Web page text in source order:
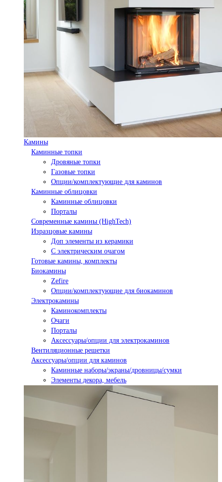
Камины
Каминные топки
Дровяные топки
Газовые топки
Опции/комплектующие для каминов
Каминные облицовки
Каминные облицовки
Порталы
Современные камины (HighTech)
Изразцовые камины
Доп элементы из керамики
С электрическим очагом
Готовые камины, комплекты
Биокамины
Zefire
Опции/комплектующие для биокаминов
Электрокамины
Каминокомплекты
Очаги
Порталы
Аксессуары/опции для электрокаминов
Вентиляционные решетки
Аксессуары/опции для каминов
Каминные наборы/экраны/дровницы/сумки
Элементы декора, мебель